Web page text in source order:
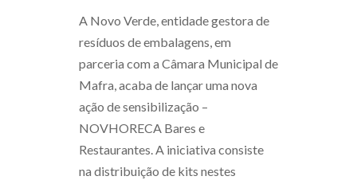
A Novo Verde, entidade gestora de
resíduos de embalagens, em
parceria com a Câmara Municipal de
Mafra, acaba de lançar uma nova
ação de sensibilização –
NOVHORECA Bares e
Restaurantes. A iniciativa consiste
na distribuição de kits nestes